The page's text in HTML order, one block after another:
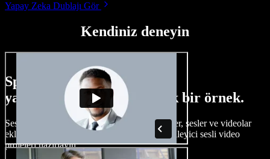
Yapay Zeka Dublajı Gör
Kendiniz deneyin
Speechify Studio ile neler
yapabileceğinize dair küçük bir örnek.
Seslendirmeler oluşturun, telifsiz stok görseller, sesler ve videolar
ekleyin, sesinizi klonlayın ve baştan sona etkileyici sesli video
projeleri hazırlayın.